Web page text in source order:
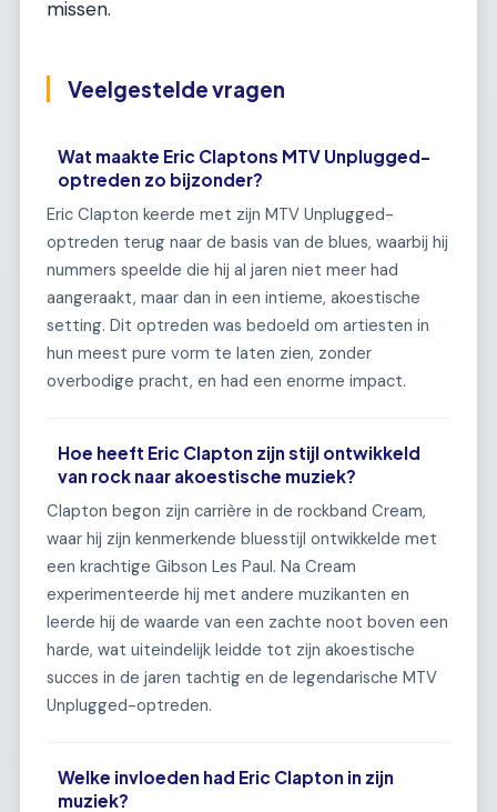
missen.
Veelgestelde vragen
Wat maakte Eric Claptons MTV Unplugged-
optreden zo bijzonder?
Eric Clapton keerde met zijn MTV Unplugged-
optreden terug naar de basis van de blues, waarbij hij
nummers speelde die hij al jaren niet meer had
aangeraakt, maar dan in een intieme, akoestische
setting. Dit optreden was bedoeld om artiesten in
hun meest pure vorm te laten zien, zonder
overbodige pracht, en had een enorme impact.
Hoe heeft Eric Clapton zijn stijl ontwikkeld
van rock naar akoestische muziek?
Clapton begon zijn carrière in de rockband Cream,
waar hij zijn kenmerkende bluesstijl ontwikkelde met
een krachtige Gibson Les Paul. Na Cream
experimenteerde hij met andere muzikanten en
leerde hij de waarde van een zachte noot boven een
harde, wat uiteindelijk leidde tot zijn akoestische
succes in de jaren tachtig en de legendarische MTV
Unplugged-optreden.
Welke invloeden had Eric Clapton in zijn
muziek?